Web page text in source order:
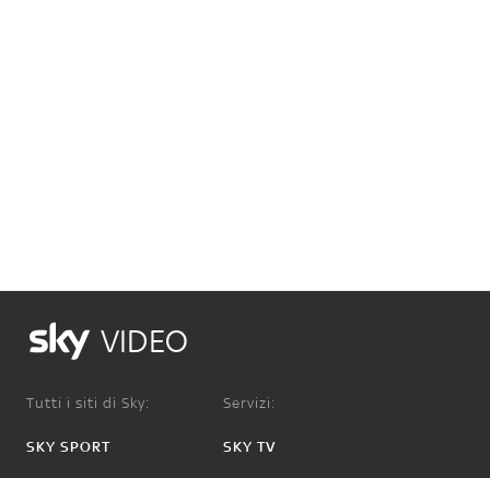
VIDEO
Tutti i siti di Sky:
SKY SPORT
Servizi:
SKY TV